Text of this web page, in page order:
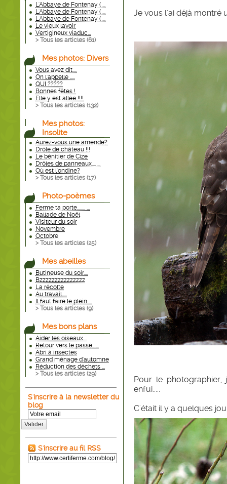
L'Abbaye de Fontenay ( ...
L'Abbaye de Fontenay ( ...
L'Abbaye de Fontenay ( ...
Le vieux lavoir
Vertigineux viaduc...
> Tous les articles (61)
Mes photos: Divers
Vous avez dit....
On l'appelle .....
QUI ?????
Bonnes fêtes !
Elle y est allée !!!!
> Tous les articles (132)
Mes photos:
Insolite
Aurez-vous une amende?
Drôle de château !!!
Le bénitier de Cize
Drôles de panneaux.... ...
Où est l'ondine?
> Tous les articles (17)
Photo-poèmes
Ferme ta porte........ ...
Ballade de Noël
Visiteur du soir
Novembre
Octobre
> Tous les articles (25)
Mes abeilles
Butineuse du soir....
Bzzzzzzzzzzzzzzz
La récolte
Au travail.....
Il faut faire le plein ...
> Tous les articles (9)
Mes bons plans
Aider les oiseaux....
Retour vers le passé.. ...
Abri à insectes
Grand ménage d'automne
Réduction des déchets ...
> Tous les articles (29)
S'inscrire à la newsletter du
blog
Valider
S'inscrire au fil RSS
Je vous l'ai déjà montré
Pour le
enfui.....
C'était il y a quelques